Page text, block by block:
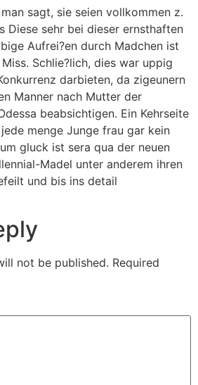
sagt, sie seien vollkommen z.
Diese sehr bei dieser ernsthaften
Aufrei?en durch Madchen ist
Schlie?lich, dies war uppig
darbieten, da zigeunern
Manner nach Mutter der
beabsichtigen. Ein Kehrseite
menge Junge frau gar kein
gluck ist sera qua der neuen
Madel unter anderem ihren
und bis ins detail
not be published. Required